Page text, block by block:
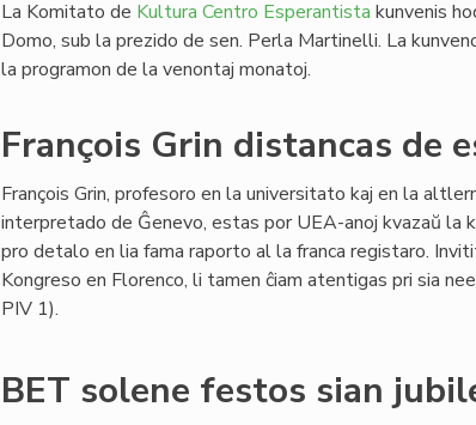
La Komitato de Kultura Centro Esperantista kunvenis
Domo, sub la prezido de sen. Perla Martinelli. La
la programon de la venontaj monatoj.
François Grin distancas de
François Grin, profesoro en la universitato kaj en la
interpretado de Ĝenevo, estas por UEA-anoj kvazaŭ la
pro detalo en lia fama raporto al la franca registaro.
Kongreso en Florenco, li tamen ĉiam atentigas pri sia
PIV 1).
BET solene festos sian